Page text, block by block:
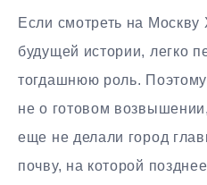
Если смотреть на Москву
будущей истории, легко
тогдашнюю роль.
не о готовом
еще не делали город
почву, на которой